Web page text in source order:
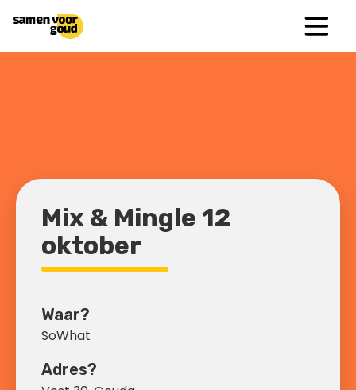
Mix & Mingle 12
oktober
Waar?
SoWhat
Adres?